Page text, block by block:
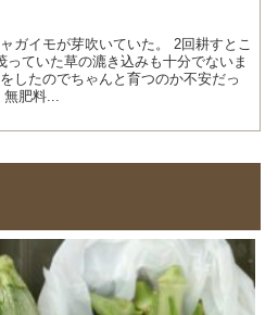
ガイモが芽吹いていた。 2回耕すとこ
ていた草の漉き込みも十分でないま
したのでちゃんと育つのか不安だっ
肥料...